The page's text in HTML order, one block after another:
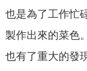
也是為了工作忙
製作出來的菜色
也有了重大的發